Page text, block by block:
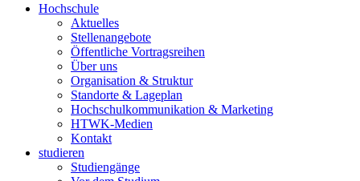
Hochschule
Aktuelles
Stellenangebote
Öffentliche Vortragsreihen
Über uns
Organisation & Struktur
Standorte & Lageplan
Hochschulkommunikation & Marketing
HTWK-Medien
Kontakt
studieren
Studiengänge